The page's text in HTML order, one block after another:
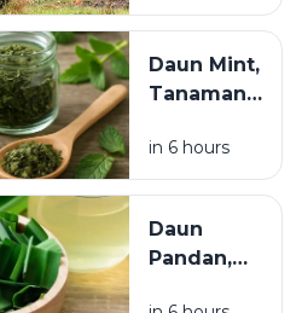
Terbesar
Cerdas
dan
Penting
bagi
Ekosistem
Daun Mint,
Tanaman
Menyegarkan
dan Kaya
Manfaat bagi
Kesehatan
in 6 hours
Daun
Pandan,